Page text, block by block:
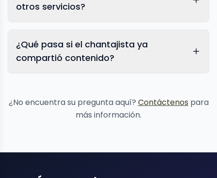
otros servicios?
¿Qué pasa si el chantajista ya
compartió contenido?
¿No encuentra su pregunta aquí? Contáctenos para
más información.